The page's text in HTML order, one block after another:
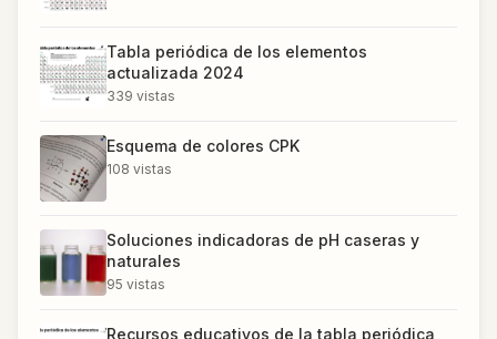
Tabla periódica de los elementos
actualizada 2024
339 vistas
Esquema de colores CPK
108 vistas
Soluciones indicadoras de pH caseras y
naturales
95 vistas
Recursos educativos de la tabla periódica